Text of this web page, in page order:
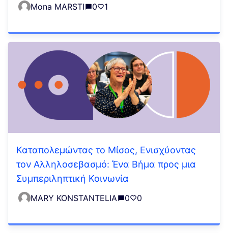
Mona MARSTI 0 1
Καταπολεμώντας το Μίσος, Ενισχύοντας
τον Αλληλοσεβασμό: Ένα Βήμα προς μια
Συμπεριληπτική Κοινωνία
MARY KONSTANTELIA 0 0